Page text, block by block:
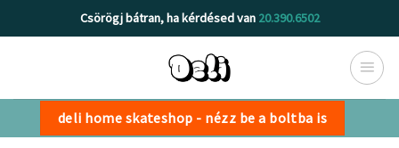
to
Csörögj bátran, ha kérdésed van 20.390.6502
deli home skateshop - nézz be a boltba is